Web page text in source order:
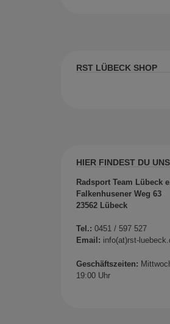
RST LÜBECK SHOP
HIER FINDEST DU UNS
Radsport Team Lübeck
Falkenhusener Weg 63
23562 Lübeck
Tel.: 0451 / 597 527
Email: info(at)rst-
Geschäftszeiten:
19:00 Uhr